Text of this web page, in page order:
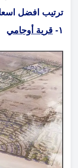
ترتيب افضل
١-
قرية أوجامي